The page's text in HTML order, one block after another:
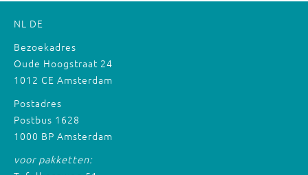
NL DE
Bezoekadres
Oude Hoogstraat 24
1012 CE Amsterdam
Postadres
Postbus 1628
1000 BP Amsterdam
voor pakketten: